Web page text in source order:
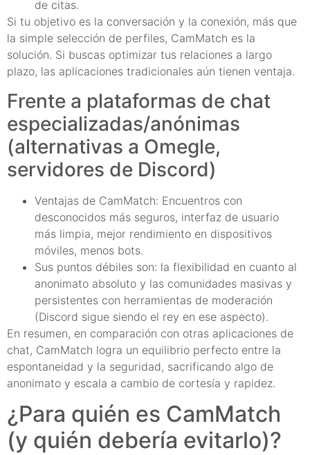
de citas.
Si tu objetivo es la conversación y la conexión, más que
la simple selección de perfiles, CamMatch es la
solución. Si buscas optimizar tus relaciones a largo
plazo, las aplicaciones tradicionales aún tienen ventaja.
Frente a plataformas de chat
especializadas/anónimas
(alternativas a Omegle,
servidores de Discord)
Ventajas de CamMatch: Encuentros con
desconocidos más seguros, interfaz de usuario
más limpia, mejor rendimiento en dispositivos
móviles, menos bots.
Sus puntos débiles son: la flexibilidad en cuanto al
anonimato absoluto y las comunidades masivas y
persistentes con herramientas de moderación
(Discord sigue siendo el rey en ese aspecto).
En resumen, en comparación con otras aplicaciones de
chat, CamMatch logra un equilibrio perfecto entre la
espontaneidad y la seguridad, sacrificando algo de
anonimato y escala a cambio de cortesía y rapidez.
¿Para quién es CamMatch
(y quién debería evitarlo)?